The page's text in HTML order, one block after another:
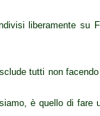
liberamente su
tutti non
è quello di fare